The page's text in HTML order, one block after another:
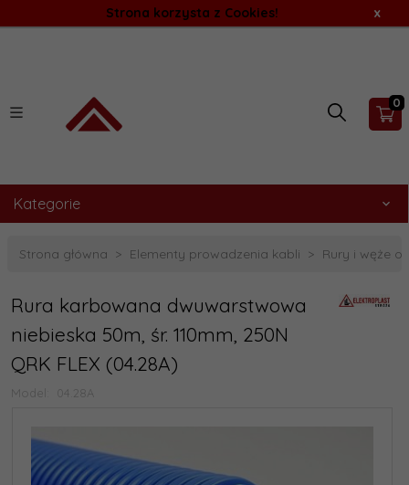
Strona korzysta z Cookies! x
0
Kategorie
Strona główna Elementy prowadzenia kabli Rury i węże
Rura karbowana dwuwarstwowa
niebieska 50m, śr. 110mm, 250N
QRK FLEX (04.28A)
Model: 04.28A